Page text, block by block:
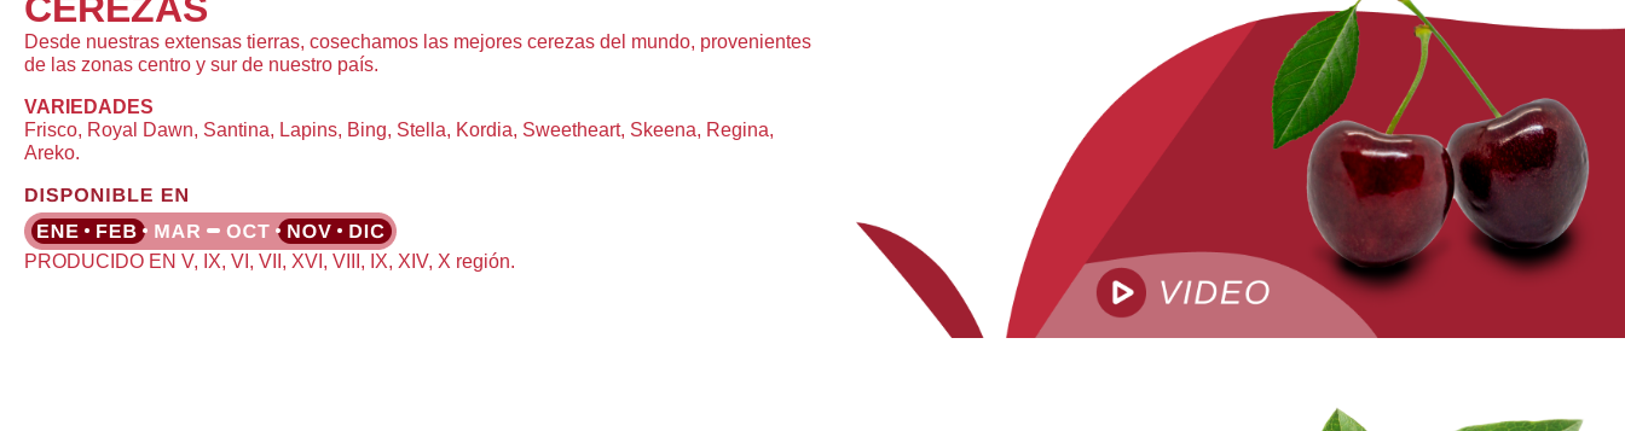
CEREZAS
Desde nuestras extensas tierras, cosechamos las mejores cerezas del mundo, provenientes
de las zonas centro y sur de nuestro país.
VARIEDADES
Frisco, Royal Dawn, Santina, Lapins, Bing, Stella, Kordia, Sweetheart, Skeena, Regina,
Areko.
PRODUCIDO EN V, IX, VI, VII, XVI, VIII, IX, XIV, X región.